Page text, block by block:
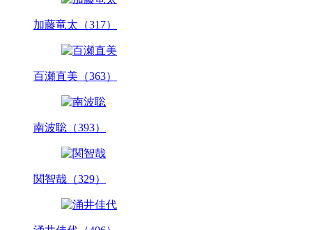
加藤竜太（317）
百瀬直美（363）
南波聡（393）
関智哉（329）